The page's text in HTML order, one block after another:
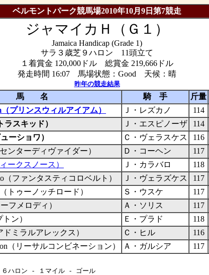
ベルモントパーク競馬場2010年10月9日第7競走
ジャマイカＨ（Ｇ１）
Jamaica Handicap (Grade 1)
サラ３歳芝９ハロン 11頭立て
１着賞金 120,000ドル 総賞金 219,666ドル
発走時間 16:07 馬場状態：Good 天候：晴
昨年の競走結果
馬 名 騎 手 斤量
プリンスウィルアイアム） Ｊ・レズカノ 114
スキッド） Ｊ・エスピノーザ 114
ーショワ） Ｃ・ヴェラスケス 116
ンターディヴァイダー） Ｄ・コーヘン 117
ークスノース） Ｊ・カラバロ 118
（ファンタスティコロベルト） Ｊ・ヴェラズケス 117
トゥーノッチロード） Ｓ・ウスケ 117
フメロディ） Ａ・ソリス 117
ン） Ｅ・プラド 118
ドミラルアレックス） Ｃ・ヒル 116
（リーサルコンビネーション） Ａ・ガルシア 117
６ハロン - １マイル -
ゴール